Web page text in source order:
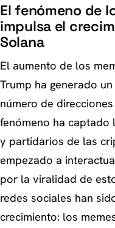
El fenómeno de
impulsa el
Solana
El aumento de los
Trump ha generado
número de
fenómeno ha captado
y partidarios de las
empezado a
por la viralidad de
redes sociales han
crecimiento: los